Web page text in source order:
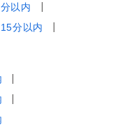
以内
分以内